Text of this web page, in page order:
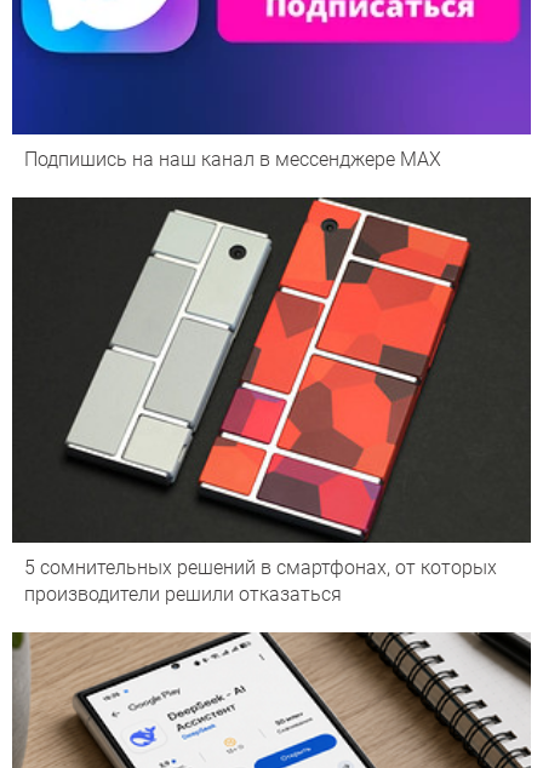
Подпишись на наш канал в мессенджере МАХ
5 сомнительных решений в смартфонах, от которых
производители решили отказаться